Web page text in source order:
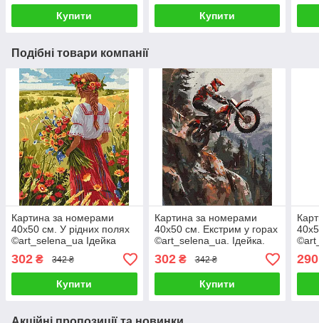
Купити Купити
Подібні товари компанії
Картина за номерами
40х50 см. У рідних полях
©art_selena_ua Ідейка
302 ₴ 342 ₴
Купити
Картина за номерами
40х50 см. Екстрим у горах
©art_selena_ua. Ідейка.
302₴ 342 ₴
Купити
290